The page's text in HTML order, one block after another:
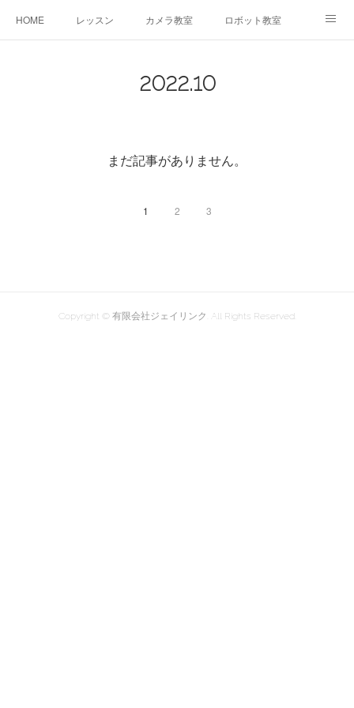
HOME レッスン カメラ教室 ロボット教室
2022.10
まだ記事がありません。
1 2 3
Copyright © 有限会社ジェイリンク. All Rights Reserved.